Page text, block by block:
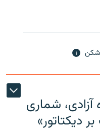
آزادی، شماری
دیکتاتور»